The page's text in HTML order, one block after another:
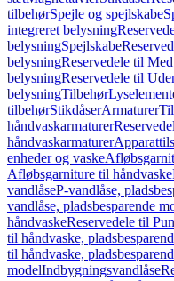
tilbehørSpejle og spejlskabe
integreret belysning
belysningSpejlskabe
belysningReservedele til
belysningReservedele til
belysningTilbehør
tilbehørStikdåserArmaturer
håndvaskarmaturer
håndvaskarmaturer
enheder og vaske
Afløbsgarniture til håndvaske
vandlåseP-vandlåse,
vandlåse, pladsbesparende
håndvaskeReservedele til
til håndvaske,
til håndvaske,
modelIndbygningsvandlåse